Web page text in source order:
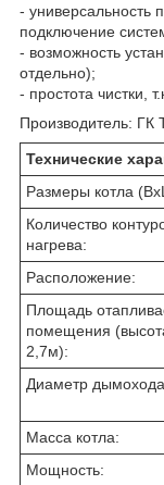
- универсальность
подключение
- возможность
отдельно);
- простота чистки,
Производитель: ГК
Технические
Размеры котла
Количество
нагрева:
Расположение:
Площадь
помещения
2,7м):
Диаметр
Масса котла:
Мощность: